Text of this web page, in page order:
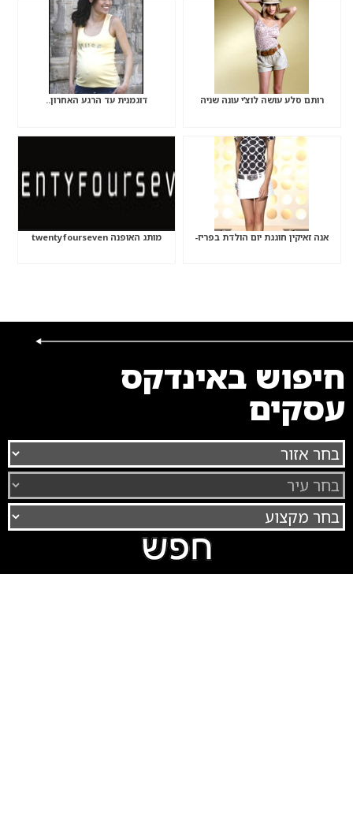
רותם סלע עושה לוצ’י עונה שניה דוגמנית עד הרגע האחרון..
אנה זאיקין חוגגת יום הולדת בפריז- מותג האופנה twentyfourseven
חיפוש באינדקס
עסקים